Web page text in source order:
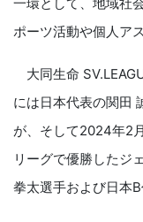
ポーツ活動や個人ア
大同生命
には日本代表の関田
が、そして2024年2
リーグで優勝したジ
拳太選手および日本